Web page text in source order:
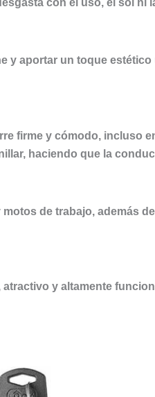
con el uso, el sol ni
y aportar un toque
firme y cómodo, incluso
haciendo que la
de trabajo, además
y altamente